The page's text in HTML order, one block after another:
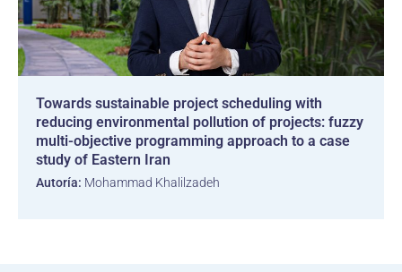
Towards sustainable project scheduling with
reducing environmental pollution of projects: fuzzy
multi-objective programming approach to a case
study of Eastern Iran
Autoría: Mohammad Khalilzadeh